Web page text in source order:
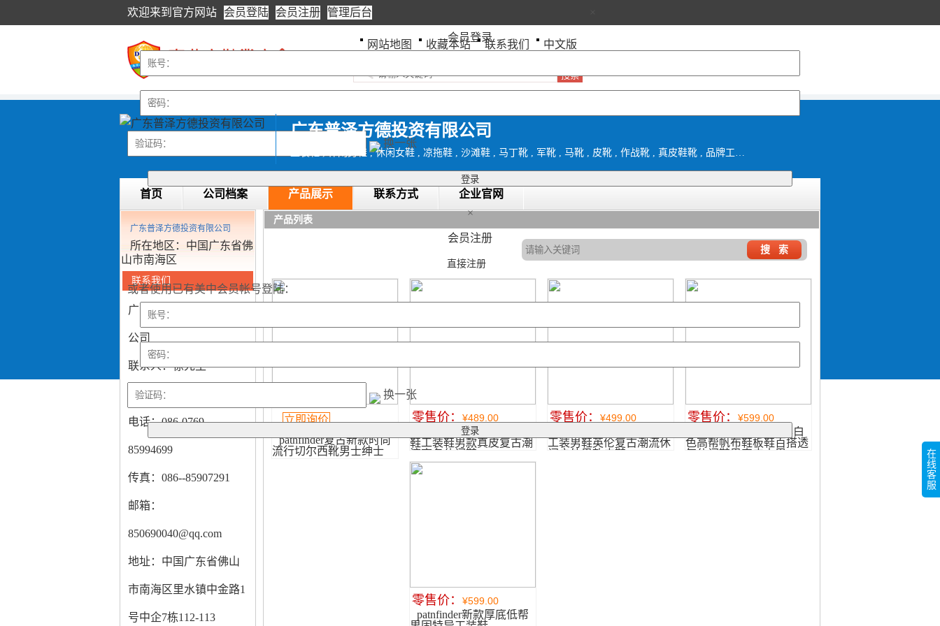
欢迎来到 官方网站 会员登陆 会员注册 管理后台
会员登录
换一张
×
会员注册
直接注册
或者使用已有美中会员帐号登陆：
换一张
网站地图 收藏本站 联系我们 中文版
广东普泽方德投资有限公司
工装鞋 , 休闲男鞋 , 休闲女鞋 , 凉拖鞋 , 沙滩鞋 , 马丁靴 , 军靴 , 马靴 , 皮靴 , 作战靴 , 真皮鞋靴 , 品牌工装靴
首页 公司档案 产品展示 联系方式 企业官网
广东普泽方德投资有限公司
所在地区：中国广东省佛
山市南海区
联系我们
广东普泽方德投资有限
公司
联系人：徐先生
手机：13927737329
电话：086-0769-
85994699
传真：086--85907291
邮箱：
850690040@qq.com
地址：中国广东省佛山
市南海区里水镇中金路1
号中企7栋112-113
产品列表
立即询价
pathfinder复古新款时尚
流行切尔西靴男士绅士
零售价： ¥489.00
patnfinder春季透气樵夫
鞋工装鞋男款真皮复古潮
流商务休闲鞋
零售价： ¥499.00
工装男鞋英伦复古潮流休
闲户外男款皮鞋
零售价： ¥599.00
2020春季新款男鞋黑白
色高帮帆布鞋板鞋百搭透
气休闲鞋男真皮内里
零售价： ¥599.00
patnfinder新款厚底低帮
在
线
客
服